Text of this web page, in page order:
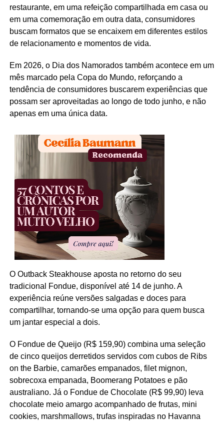
restaurante, em uma refeição compartilhada em casa ou
em uma comemoração em outra data, consumidores
buscam formatos que se encaixem em diferentes estilos
de relacionamento e momentos de vida.
Em 2026, o Dia dos Namorados também acontece em um
mês marcado pela Copa do Mundo, reforçando a
tendência de consumidores buscarem experiências que
possam ser aproveitadas ao longo de todo junho, e não
apenas em uma única data.
O Outback Steakhouse aposta no retorno do seu
tradicional Fondue, disponível até 14 de junho. A
experiência reúne versões salgadas e doces para
compartilhar, tornando-se uma opção para quem busca
um jantar especial a dois.
O Fondue de Queijo (R$ 159,90) combina uma seleção
de cinco queijos derretidos servidos com cubos de Ribs
on the Barbie, camarões empanados, filet mignon,
sobrecoxa empanada, Boomerang Potatoes e pão
australiano. Já o Fondue de Chocolate (R$ 99,90) leva
chocolate meio amargo acompanhado de frutas, mini
cookies, marshmallows, trufas inspiradas no Havanna